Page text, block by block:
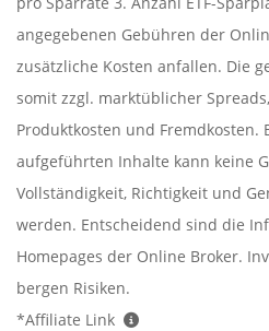
angegebenen Gebühren der
zusätzliche Kosten anfallen. Die
somit zzgl. marktüblicher
Produktkosten und Fremdkosten.
aufgeführten Inhalte kann keine
Vollständigkeit, Richtigkeit und
werden. Entscheidend sind die
Homepages der Online Broker.
bergen Risiken.
*Affiliate Link